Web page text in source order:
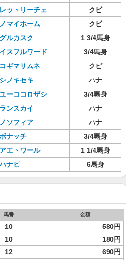
ットリーチェ
クビ
マイホーム
クビ
ルカスク
1 3/4馬身
スフルワード
3/4馬身
ギマサムネ
クビ
ノキセキ
ハナ
ーココロザシ
3/4馬身
ンスカイ
ハナ
ソフィア
ハナ
ナッチ
3/4馬身
エトワール
1 1/4馬身
ナビ 6馬身
馬番 金額
10 580円
10
180円
12
690円